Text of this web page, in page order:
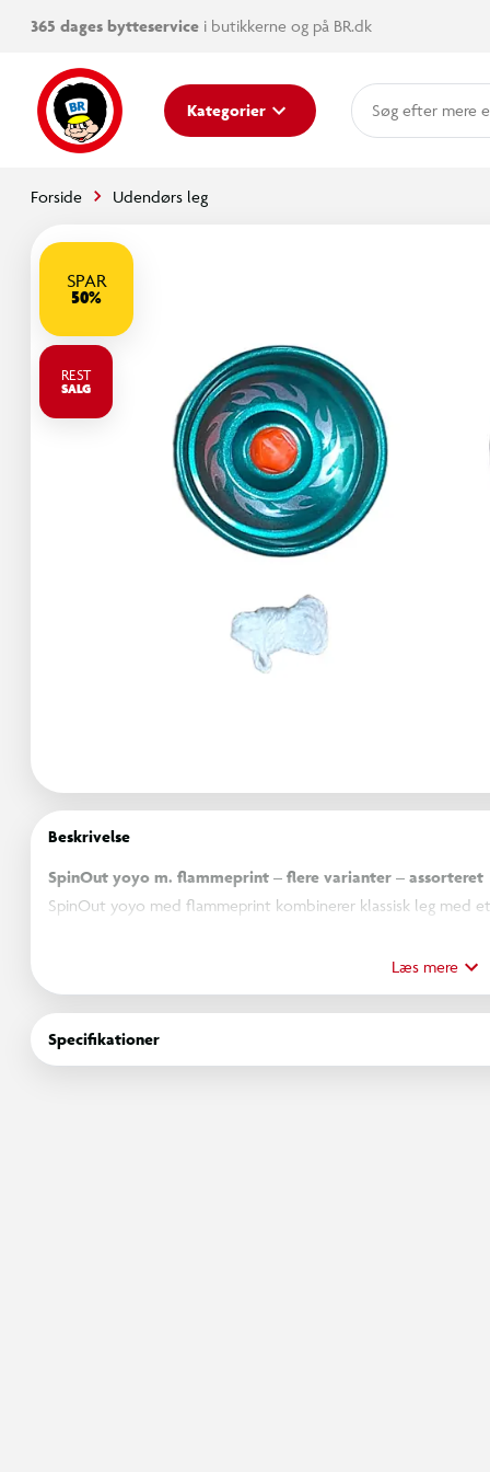
365 dages bytteservice i butikkerne og på BR.dk
Kategorier mere
Forside Udendørs leg
SPAR
50%
REST
SALG
Beskrivelse
SpinOut yoyo m. flammeprint – flere varianter – assorteret
SpinOut yoyo med flammeprint kombinerer klassisk leg med
et sporty og actionpræget udtryk. Fås i et rødt og blåt design.
Yoyoen leveres med snor og er velegnet til både begyndere
simple tricks. Den runde, afbalancerede form gør den
Læs mere
Specifikationer